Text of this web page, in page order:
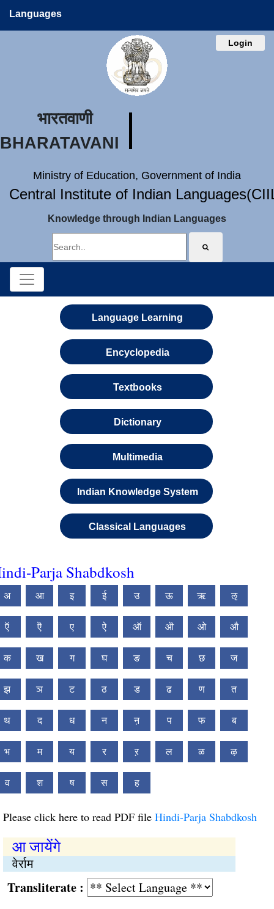
Languages
Login
भारतवाणी
BHARATAVANI
Ministry of Education, Government of India
Central Institute of Indian
Knowledge through Indian Languages
Language Learning
Encyclopedia
Textbooks
Dictionary
Multimedia
Indian Knowledge System
Classical Languages
Parja Shabdkosh
अ आ इ ई उ ऊ ऋ ऌ
ऍ ऎ ए ऐ ऑ ऒ ओ औ
क ख ग घ ङ च छ ज
झ ञ ट ठ ड ढ ण त
थ द ध न ऩ प फ ब
भ म य र ऱ ल ळ ऴ
व श ष स ह
Please click here to read PDF file Hindi-Parja Shabdkosh
आ जायेंगे
वेर्राम
: